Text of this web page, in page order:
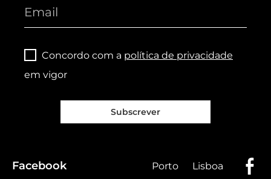
Concordo com a política de privacidade
em vigor
Subscrever
Facebook Porto Lisboa